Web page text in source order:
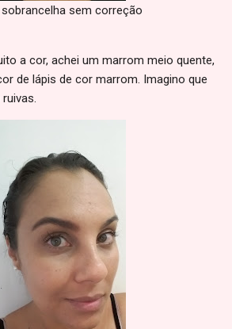
sem correção
a cor, achei um marrom meio quente,
de lápis de cor marrom. Imagino que